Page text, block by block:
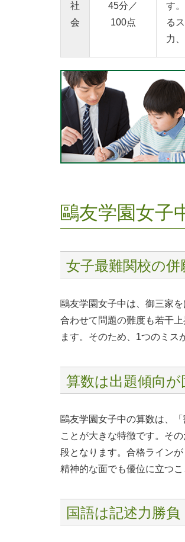
社
会
45分 ／
100点
す
る
力
鷗友学園女子
女子最難関校の
鷗友学園女子中は、御三家
合わせて問題の難度も若干
ます。そのため、1つのミス
算数は出題傾向
鷗友学園女子中の算数は、
ことが大きな特徴です。そ
段となります。合格ライン
精神的な面でも優位に立つこ
国語は記述力勝